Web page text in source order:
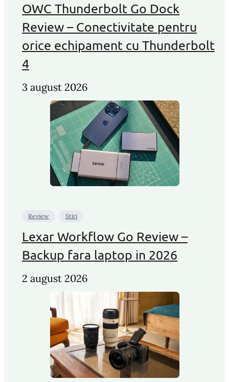
OWC Thunderbolt Go Dock
Review – Conectivitate pentru
orice echipament cu Thunderbolt
4
3 august 2026
Review Stiri
Lexar Workflow Go Review –
Backup fara laptop in 2026
2 august 2026